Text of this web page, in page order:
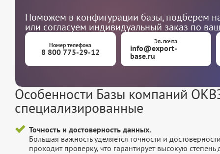
Поможем в конфигурации базы, подберем
или согласуем индивидуальный заказ по
Номер телефона
8 800 775-29-12
Эл. почта
info@export-
base.ru
Особенности Базы компаний
специализированные
Точность и достоверность данных.
Большая важность уделяется точности и
проходит проверку, что гарантирует высокую